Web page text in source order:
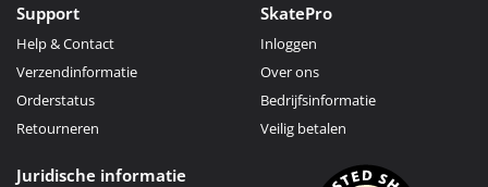
Support
Help & Contact
Verzendinformatie
Orderstatus
Retourneren
SkatePro
Inloggen
Over ons
Bedrijfsinformatie
Veilig betalen
Juridische informatie